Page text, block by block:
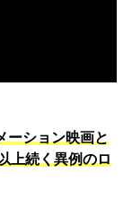
ーション映画と
上続く異例のロ